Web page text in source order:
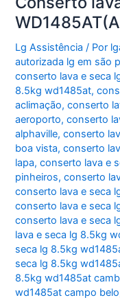
Lg Assistência / Por
autorizada lg em são
conserto lava e seca
8.5kg wd1485at,
aclimação,conserto
aeroporto,conserto
alphaville,conserto
boa vista,conserto
lapa,conserto lava e
pinheiros,conserto
conserto lava e seca
conserto lava e seca
conserto lava e seca
lava e seca lg 8.5kg
seca lg 8.5kg
seca lg 8.5kg
8.5kg wd1485at
wd1485at campo belo